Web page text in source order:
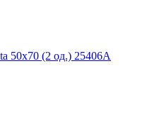
50х70 (2 од.) 25406A